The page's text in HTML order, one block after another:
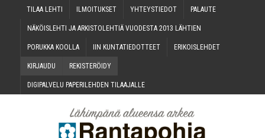
TILAA LEH­TI ILMOI­TUK­SET YHTEYS­TIE­DOT PALAU­TE
NÄKÖIS­LEH­TI JA ARKIS­TO­LEH­TIÄ VUO­DES­TA 2013 LÄHTIEN
PORUK­KA KOOLLA IIN KUN­TA­TIE­DOT­TEET ERI­KOIS­LEH­DET
KIR­JAU­DU REKIS­TE­RÖI­DY
DIGI­PAL­VE­LU PAPE­RI­LEH­DEN TILAAJALLE